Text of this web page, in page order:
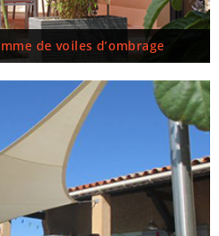
de voiles d’ombrage